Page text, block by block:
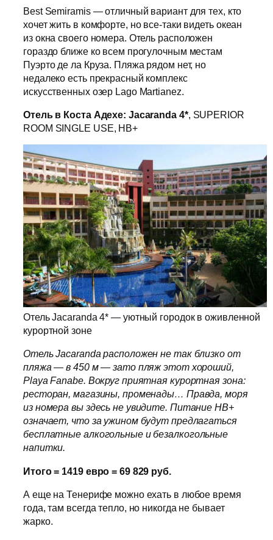
Best Semiramis — отличный вариант для тех, кто
хочет жить в комфорте, но все-таки видеть океан
из окна своего номера. Отель расположен
гораздо ближе ко всем прогулочным местам
Пуэрто де ла Круза. Пляжа рядом нет, но
недалеко есть прекрасный комплекс
искусственных озер Lago Martianez.
Отель в Коста Адехе: Jacaranda 4*, SUPERIOR
ROOM SINGLE USE, HB+
Отель Jacaranda 4* — уютный городок в оживленной
курортной зоне
Отель Jacaranda расположен не так близко от
пляжа — в 450 м — зато пляж этот хороший,
Playa Fanabe. Вокруг приятная курортная зона:
ресторан, магазины, променады… Правда, моря
из номера вы здесь не увидите. Питание HB+
означает, что за ужином будут предлагаться
бесплатные алкогольные и безалкогольные
напитки.
Итого = 1419 евро = 69 829 руб.
А еще на Тенерифе можно ехать в любое время
года, там всегда тепло, но никогда не бывает
жарко.